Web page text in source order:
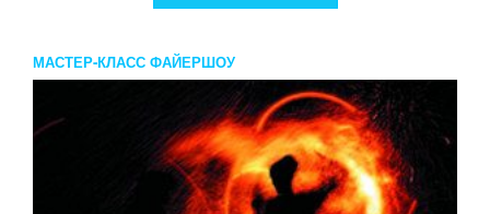
МАСТЕР-КЛАСС ФАЙЕРШОУ